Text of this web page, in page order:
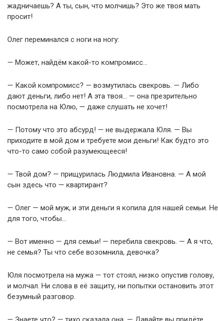
жадничаешь? А ты, сын, что молчишь? Это же твоя мать
просит!
Олег переминался с ноги на ногу:
— Может, найдём какой-то компромисс…
— Какой компромисс? — возмутилась свекровь. — Либо
дают деньги, либо нет! А эта твоя… — она презрительно
посмотрела на Юлю, — даже слушать не хочет!
— Потому что это абсурд! — не выдержала Юля. — Вы
приходите в мой дом и требуете мои деньги! Как будто это
что-то само собой разумеющееся!
— Твой дом? — прищурилась Людмила Ивановна. — А мой
сын здесь что — квартирант?
— Олег — мой муж, и эти деньги я копила для нашей семьи. Не
для того, чтобы…
— Вот именно — для семьи! — перебила свекровь. — А я что,
не семья? Ты что себе возомнила, девочка?
Юля посмотрела на мужа — тот стоял, низко опустив голову,
и молчал. Ни слова в её защиту, ни попытки остановить этот
безумный разговор.